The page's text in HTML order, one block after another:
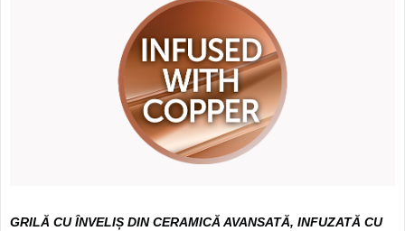
GRILĂ CU ÎNVELIȘ DIN CERAMICĂ AVANSATĂ, INFUZATĂ CU